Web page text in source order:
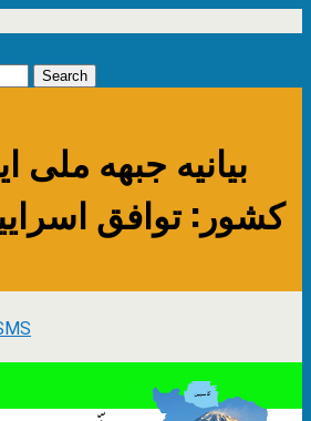
بیانیه جبهه ملی
کشور: توافق